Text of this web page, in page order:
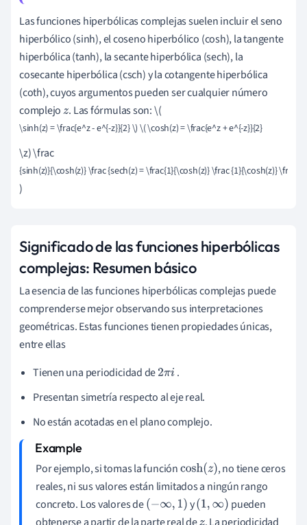
Las funciones hiperbólicas complejas suelen incluir el seno
hiperbólico (sinh), el coseno hiperbólico (cosh), la tangente
hiperbólica (tanh), la secante hiperbólica (sech), la
cosecante hiperbólica (csch) y la cotangente hiperbólica
(coth), cuyos argumentos pueden ser cualquier número
complejoz. Las fórmulas son: \(
\sinh(z) = \frac{e^z - e^{-z}}{2} \) \( \cosh(z) = \frac{e^z + e^{-z}}{2}
\z) \frac
{sinh(z)}{\cosh(z)} \frac {sech(z) = \frac{1}{\cosh(z)} \frac {1}{\cosh(z)} \frac
)
Significado de las funciones hiperbólicas
complejas: Resumen básico
La esencia de las funciones hiperbólicas complejas puede
comprenderse mejor observando sus interpretaciones
geométricas. Estas funciones tienen propiedades únicas,
entre ellas
Tienen una periodicidad de2πi .
Presentan simetría respecto al eje real.
No están acotadas en el plano complejo.
Por ejemplo, si tomas la funcióncosh(z) , no tiene ceros
reales, ni sus valores están limitados a ningún rango
concreto. Los valores de(−∞,1) y(1,∞)
pueden
obtenerse a partir de la parte real de . La periodicidad